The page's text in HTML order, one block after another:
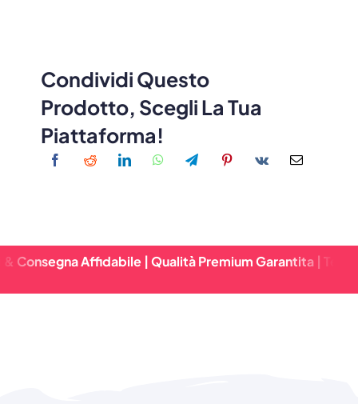
Condividi Questo
Prodotto, Scegli La Tua
Piattaforma!
Affidabile | Qualità Premium Garantita | Tempi Di